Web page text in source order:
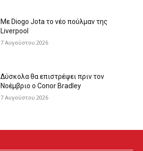
Με Diogo Jota το νέο πούλμαν της
Liverpool
7 Αυγούστου 2026
Δύσκολα θα επιστρέψει πριν τον
Νοέμβριο ο Conor Bradley
7 Αυγούστου 2026